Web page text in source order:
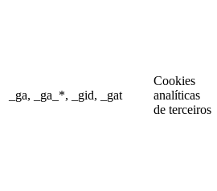
_ga, _ga_*, _gid, _gat
Cookies
analíticas
de terceiros